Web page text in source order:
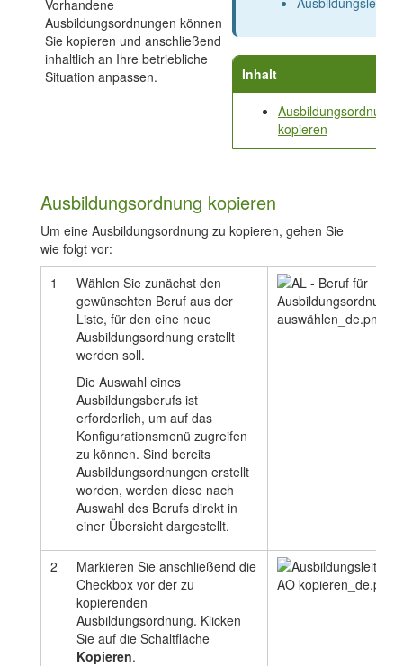
Vorhandene
Ausbildungsordnungen können
Sie kopieren und anschließend
inhaltlich an Ihre betriebliche
Situation anpassen.
Inhalt
Ausbildungsordnung
kopieren
Ausbildungsordnung kopieren
Um eine Ausbildungsordnung zu kopieren, gehen Sie
wie folgt vor:
1
Wählen Sie zunächst den
gewünschten Beruf aus der
Liste, für den eine neue
Ausbildungsordnung erstellt
werden soll.
Die Auswahl eines
Ausbildungsberufs ist
erforderlich, um auf das
Konfigurationsmenü zugreifen
zu können. Sind bereits
Ausbildungsordnungen erstellt
worden, werden diese nach
Auswahl des Berufs direkt in
einer Übersicht dargestellt.
2
Markieren Sie anschließend die
Checkbox vor der zu
kopierenden
Ausbildungsordnung. Klicken
Sie auf die Schaltfläche
Kopieren.